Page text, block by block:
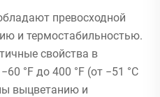
превосходной
и термостабильностью.
свойства в
°F до 400 °F (от −51 °C
выцветанию и